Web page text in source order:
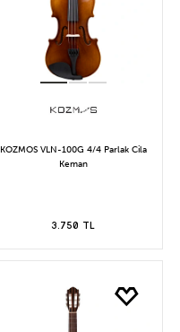
KOZMOS VLN-100G 4/4 Parlak Cila
Keman
3.750 TL